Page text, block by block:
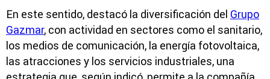
En este sentido, destacó la diversificación del Grupo
Gazmar, con actividad en sectores como el sanitario,
los medios de comunicación, la energía fotovoltaica,
las atracciones y los servicios industriales, una